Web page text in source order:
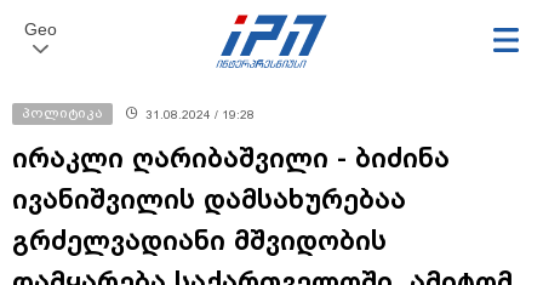
Geo
პოლიტიკა 31.08.2024 / 19:28
ირაკლი ღარიბაშვილი - ბიძინა
ივანიშვილის დამსახურებაა
გრძელვადიანი მშვიდობის